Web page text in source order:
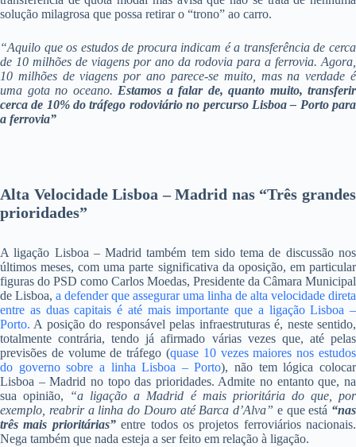
solução milagrosa que possa retirar o “trono” ao carro.
“Aquilo que os estudos de procura indicam é a transferência de cerca
de 10 milhões de viagens por ano da rodovia para a ferrovia. Agora,
10 milhões de viagens por ano parece-se muito, mas na verdade é
uma gota no oceano. Estamos a falar de, quanto muito, transferir
cerca de 10% do tráfego rodoviário no percurso Lisboa – Porto para
a ferrovia”
Alta Velocidade Lisboa – Madrid nas “Três grandes
prioridades”
A ligação Lisboa – Madrid também tem sido tema de discussão nos
últimos meses, com uma parte significativa da oposição, em particular
figuras do PSD como Carlos Moedas, Presidente da Câmara Municipal
de Lisboa, a defender que assegurar uma linha de alta velocidade direta
entre as duas capitais é até mais importante que a ligação Lisboa –
Porto. A posição do responsável pelas infraestruturas é, neste sentido,
totalmente contrária, tendo já afirmado várias vezes que, até pelas
previsões de volume de tráfego (quase 10 vezes maiores nos estudos
do governo sobre a linha Lisboa – Porto), não tem lógica colocar
Lisboa – Madrid no topo das prioridades. Admite no entanto que, na
sua opinião,
“a ligação a Madrid é mais prioritária do que, por
exemplo, reabrir a linha do Douro até Barca d’Alva” e que está “nas
três mais prioritárias”entre todos os projetos ferroviários nacionais.
Nega também que nada esteja a ser feito em relação à ligação.